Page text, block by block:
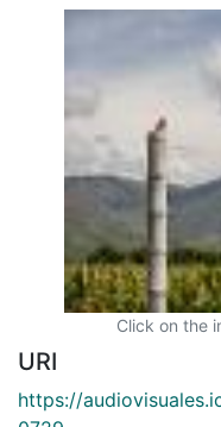
Click on the
URI
https://